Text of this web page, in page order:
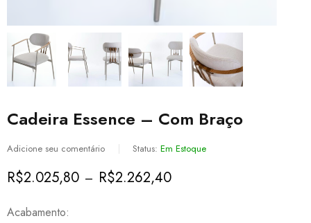
Cadeira Essence – Com Braço
Adicione seu comentário Status: Em Estoque
R$2.025,80 – R$2.262,40
Acabamento